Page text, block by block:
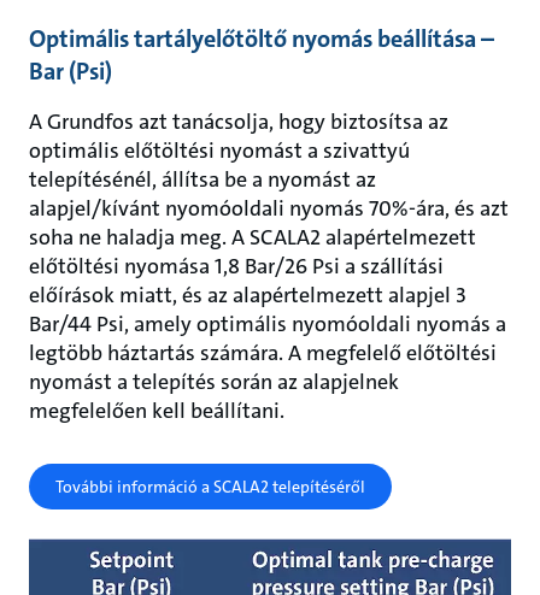
Optimális tartályelőtöltő nyomás beállítása –
Bar (Psi)
A Grundfos azt tanácsolja, hogy biztosítsa az
optimális előtöltési nyomást a szivattyú
telepítésénél, állítsa be a nyomást az
alapjel/kívánt nyomóoldali nyomás 70%-ára, és azt
soha ne haladja meg. A SCALA2 alapértelmezett
előtöltési nyomása 1,8 Bar/26 Psi a szállítási
előírások miatt, és az alapértelmezett alapjel 3
Bar/44 Psi, amely optimális nyomóoldali nyomás a
legtöbb háztartás számára. A megfelelő előtöltési
nyomást a telepítés során az alapjelnek
megfelelően kell beállítani.
További információ a SCALA2 telepítéséről